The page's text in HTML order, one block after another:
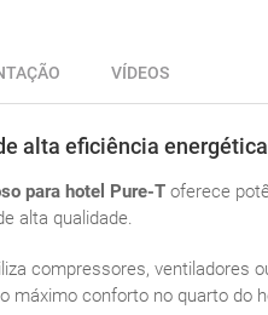
VÍDEOS
alta eficiência energética
para hotel Pure-T oferece
alta qualidade.
compressores, ventiladores
máximo conforto no quarto do